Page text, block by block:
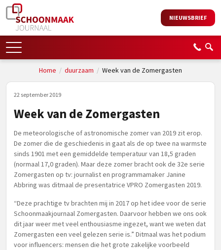
NIEUWSBRIEF
Home / duurzaam / Week van de Zomergasten
22 september 2019
Week van de Zomergasten
De meteorologische of astronomische zomer van 2019 zit erop.
De zomer die de geschiedenis in gaat als de op twee na warmste
sinds 1901 met een gemiddelde temperatuur van 18,5 graden
(normaal 17,0 graden). Maar deze zomer bracht ook de 32e serie
Zomergasten op tv: journalist en programmamaker Janine
Abbring was ditmaal de presentatrice VPRO Zomergasten 2019.
“Deze prachtige tv brachten mij in 2017 op het idee voor de serie
Schoonmaakjournaal Zomergasten. Daarvoor hebben we ons ook
dit jaar weer met veel enthousiasme ingezet, want we weten dat
Zomergasten een veel gelezen serie is.” Ditmaal was het podium
voor influencers: mensen die het grote zakelijke voorbeeld